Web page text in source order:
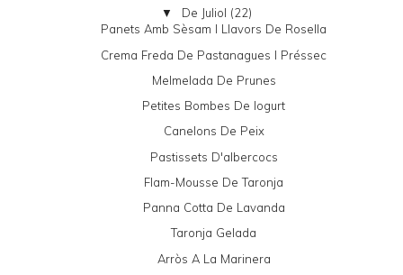
▼ De Juliol (22)
Panets Amb Sèsam I Llavors De Rosella
Crema Freda De Pastanagues I Préssec
Melmelada De Prunes
Petites Bombes De Iogurt
Canelons De Peix
Pastissets D'albercocs
Flam-Mousse De Taronja
Panna Cotta De Lavanda
Taronja Gelada
Arròs A La Marinera